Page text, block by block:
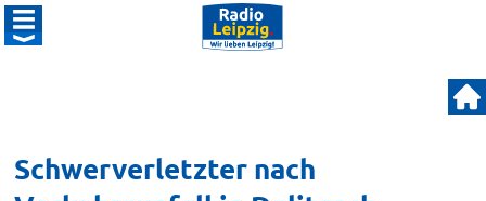
Schwerverletzter nach